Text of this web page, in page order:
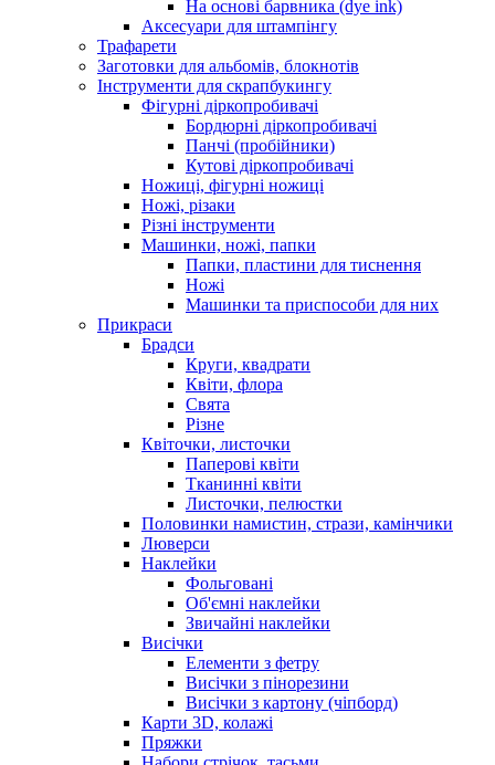
На основі барвника (dye ink)
Аксесуари для штампінгу
Трафарети
Заготовки для альбомів, блокнотів
Інструменти для скрапбукингу
Фігурні діркопробивачі
Бордюрні діркопробивачі
Панчі (пробійники)
Кутові діркопробивачі
Ножиці, фігурні ножиці
Ножі, різаки
Різні інструменти
Машинки, ножі, папки
Папки, пластини для тиснення
Ножі
Машинки та приспособи для них
Прикраси
Брадси
Круги, квадрати
Квіти, флора
Свята
Різне
Квіточки, листочки
Паперові квіти
Тканинні квіти
Листочки, пелюстки
Половинки намистин, стрази, камінчики
Люверси
Наклейки
Фольговані
Об'ємні наклейки
Звичайні наклейки
Висічки
Елементи з фетру
Висічки з пінорезини
Висічки з картону (чіпборд)
Карти 3D, колажі
Пряжки